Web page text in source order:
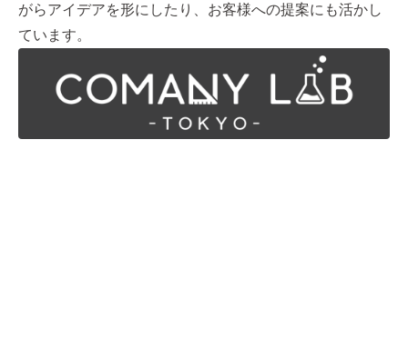
がらアイデアを形にしたり、お客様への提案にも活かし
ています。